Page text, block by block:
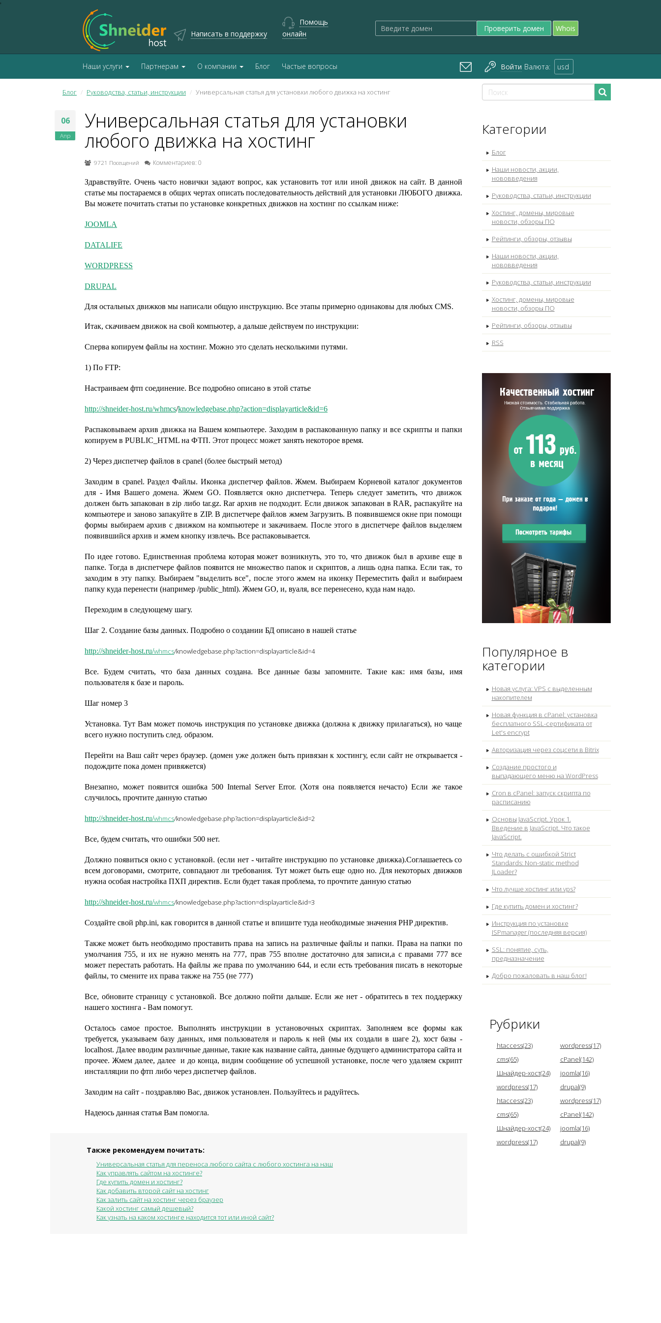
'
Написать в поддержку
Помощь
онлайн
Проверить домен Whois
Наши услуги Партнерам О компании Блог Частые вопросы Войти Валюта: usd
Блог Руководства, статьи, инструкции Универсальная статья для установки любого движка на хостинг
06
Апр
Универсальная статья для установки
любого движка на хостинг
9721 Посещений Комментариев: 0
Здравствуйте. Очень часто новички задают вопрос, как установить тот или иной движок на сайт. В данной
статье мы постараемся в общих чертах описать последовательность действий для установки ЛЮБОГО движка.
Вы можете почитать статьи по установке конкретных движков на хостинг по ссылкам ниже:
JOOMLA
DATALIFE
WORDPRESS
DRUPAL
Для остальных движков мы написали общую инструкцию. Все этапы примерно одинаковы для любых CMS.
Итак, скачиваем движок на свой компьютер, а дальше действуем по инструкции:
Сперва копируем файлы на хостинг. Можно это сделать несколькими путями.
1) По FTP:
Настраиваем фтп соединение. Все подробно описано в этой статье
http://shneider-host.ru/whmcs/knowledgebase.php?action=displayarticle&id=6
Распаковываем архив движка на Вашем компьютере. Заходим в распакованную папку и все скрипты и папки
копируем в PUBLIC_HTML на ФТП. Этот процесс может занять некоторое время.
2) Через диспетчер файлов в cpanel (более быстрый метод)
Заходим в cpanel. Раздел Файлы. Иконка диспетчер файлов. Жмем. Выбираем Корневой каталог документов
для - Имя Вашего домена. Жмем GO. Появляется окно диспетчера. Теперь следует заметить, что движок
должен быть запакован в zip либо tar.gz. Rar архив не подходит. Если движок запакован в RAR, распакуйте на
компьютере и заново запакуйте в ZIP. В диспетчере файлов жмем Загрузить. В появившемся окне при помощи
формы выбираем архив с движком на компьютере и закачиваем. После этого в диспетчере файлов выделяем
появившийся архив и жмем кнопку извлечь. Все распаковывается.
По идее готово. Единственная проблема которая может возникнуть, это то, что движок был в архиве еще в
папке. Тогда в диспетчере файлов появится не множество папок и скриптов, а лишь одна папка. Если так, то
заходим в эту папку. Выбираем "выделить все", после этого жмем на иконку Переместить файл и выбираем
папку куда перенести (например /public_html). Жмем GO, и, вуаля, все перенесено, куда нам надо.
Переходим в следующему шагу.
Шаг 2. Создание базы данных. Подробно о создании БД описано в нашей статье
http://shneider-host.ru/whmcs/knowledgebase.php?action=displayarticle&id=4
Все. Будем считать, что база данных создана. Все данные базы запомните. Такие как: имя базы, имя
пользователя к базе и пароль.
Шаг номер 3
Установка. Тут Вам может помочь инструкция по установке движка (должна к движку прилагаться), но чаще
всего нужно поступить след. образом.
Перейти на Ваш сайт через браузер. (домен уже должен быть привязан к хостингу, если сайт не открывается -
подождите пока домен привяжется)
Внезапно, может появится ошибка 500 Internal Server Error. (Хотя она появляется нечасто) Если же такое
случилось, прочтите данную статью
http://shneider-host.ru/whmcs/knowledgebase.php?action=displayarticle&id=2
Все, будем считать, что ошибки 500 нет.
Должно появиться окно с установкой. (если нет - читайте инструкцию по установке движка).Соглашаетесь со
всем договорами, смотрите, совпадают ли требования. Тут может быть еще одно но. Для некоторых движков
нужна особая настройка ПХП директив. Если будет такая проблема, то прочтите данную статью
http://shneider-host.ru/whmcs/knowledgebase.php?action=displayarticle&id=3
Создайте свой php.ini, как говорится в данной статье и впишите туда необходимые значения PHP директив.
Также может быть необходимо проставить права на запись на различные файлы и папки. Права на папки по
умолчания 755, и их не нужно менять на 777, прав 755 вполне достаточно для записи,а с правами 777 все
может перестать работать. На файлы же права по умолчанию 644, и если есть требования писать в некоторые
файлы, то смените их права также на 755 (не 777)
Все, обновите страницу с установкой. Все должно пойти дальше. Если же нет - обратитесь в тех поддержку
нашего хостинга - Вам помогут.
Осталось самое простое. Выполнять инструкции в установочных скриптах. Заполняем все формы как
требуется, указываем базу данных, имя пользователя и пароль к ней (мы их создали в шаге 2), хост базы -
localhost. Далее вводим различные данные, такие как название сайта, данные будущего администратора сайта и
прочее. Жмем далее, далее и до конца, видим сообщение об успешной установке, после чего удаляем скрипт
инсталляции по фтп либо через диспетчер файлов.
Заходим на сайт - поздравляю Вас, движок установлен. Пользуйтесь и радуйтесь.
Надеюсь данная статья Вам помогла.
Также рекомендуем почитать:
Универсальная статья для переноса любого сайта с любого хостинга на наш
Как управлять сайтом на хостинге?
Где купить домен и хостинг?
Как добавить второй сайт на хостинг
Как залить сайт на хостинг через браузер
Какой хостинг самый дешевый?
Как узнать на каком хостинге находится тот или иной сайт?
Категории
Блог
Наши новости, акции,
нововведения
Руководства, статьи, инструкции
Хостинг, домены, мировые
новости, обзоры ПО
Рейтинги, обзоры, отзывы
Наши новости, акции,
нововведения
Руководства, статьи, инструкции
Хостинг, домены, мировые
новости, обзоры ПО
Рейтинги, обзоры, отзывы
RSS
Популярное в
категории
Новая услуга: VPS с выделенным
накопителем
Новая функция в cPanel: установка
бесплатного SSL-сертификата от
Let's encrypt
Авторизация через соцсети в Bitrix
Создание простого и
выпадающего меню на WordPress
Cron в cPanel: запуск скрипта по
расписанию
Основы JavaScript. Урок 1.
Введение в JavaScript. Что такое
JavaScript.
Что делать с ошибкой Strict
Standards: Non-static method
JLoader?
Что лучше хостинг или vps?
Где купить домен и хостинг?
Инструкция по установке
ISPmanager (последняя версия)
SSL: понятие, суть,
предназначение
Добро пожаловать в наш блог!
Рубрики
htaccess(23)
wordpress(17)
cms(65)
cPanel(142)
Шнайдер-хост(24)
joomla(16)
wordpress(17)
drupal(9)
htaccess(23)
wordpress(17)
cms(65)
cPanel(142)
Шнайдер-хост(24)
joomla(16)
wordpress(17)
drupal(9)